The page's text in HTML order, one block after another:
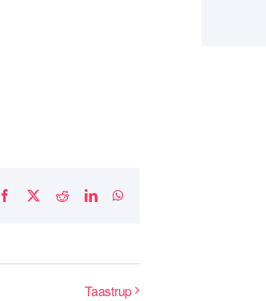
Facebook
X RedditLinkedIn
Taastrup